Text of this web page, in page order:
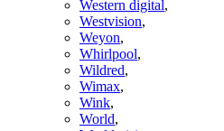
Western digital,
Westvision,
Weyon,
Whirlpool,
Wildred,
Wimax,
Wink,
World,